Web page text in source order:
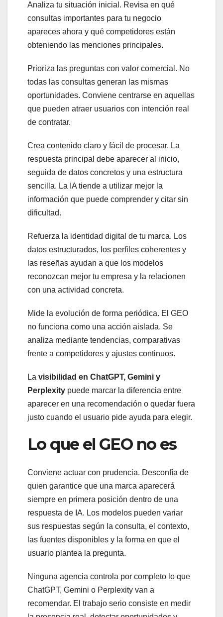
Analiza tu situación inicial. Revisa en qué
consultas importantes para tu negocio
apareces ahora y qué competidores están
obteniendo las menciones principales.
Prioriza las preguntas con valor comercial. No
todas las consultas generan las mismas
oportunidades. Conviene centrarse en aquellas
que pueden atraer usuarios con intención real
de contratar.
Crea contenido claro y fácil de procesar. La
respuesta principal debe aparecer al inicio,
seguida de datos concretos y una estructura
sencilla. La IA tiende a utilizar mejor la
información que puede comprender y citar sin
dificultad.
Refuerza la identidad digital de tu marca. Los
datos estructurados, los perfiles coherentes y
las reseñas ayudan a que los modelos
reconozcan mejor tu empresa y la relacionen
con una actividad concreta.
Mide la evolución de forma periódica. El GEO
no funciona como una acción aislada. Se
analiza mediante tendencias, comparativas
frente a competidores y ajustes continuos.
La visibilidad en ChatGPT, Gemini y
Perplexity puede marcar la diferencia entre
aparecer en una recomendación o quedar fuera
justo cuando el usuario pide ayuda para elegir.
Lo que el GEO no es
Conviene actuar con prudencia. Desconfía de
quien garantice que una marca aparecerá
siempre en primera posición dentro de una
respuesta de IA. Los modelos pueden variar
sus respuestas según la consulta, el contexto,
las fuentes disponibles y la forma en que el
usuario plantea la pregunta.
Ninguna agencia controla por completo lo que
ChatGPT, Gemini o Perplexity van a
recomendar. El trabajo serio consiste en medir